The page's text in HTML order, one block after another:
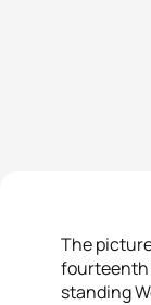
The
fourteenth
standing